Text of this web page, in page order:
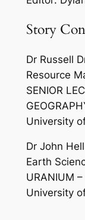
Story
Dr Russell
Resource
SENIOR
University
Dr John
Earth
URANIUM –
University